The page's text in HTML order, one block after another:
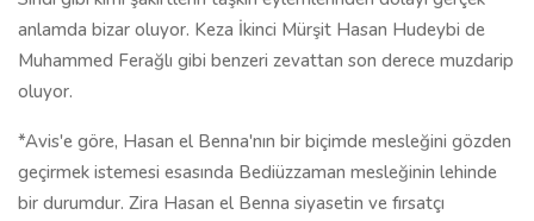
anlamda bizar oluyor. Keza İkinci Mürşit Hasan Hudeybi de
Muhammed Ferağlı gibi benzeri zevattan son derece muzdarip
oluyor.
*Avis'e göre, Hasan el Benna'nın bir biçimde mesleğini gözden
geçirmek istemesi esasında Bediüzzaman mesleğinin lehinde
bir durumdur. Zira Hasan el Benna siyasetin ve fırsatçı